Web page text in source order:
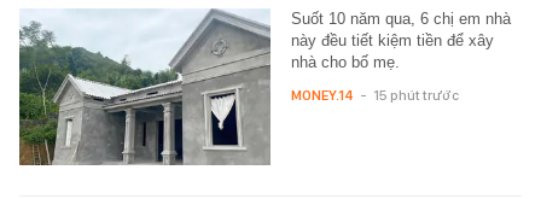
Suốt 10 năm qua, 6 chị em nhà
này đều tiết kiệm tiền để xây
nhà cho bố mẹ.
MONEY.14 - 15 phút trước